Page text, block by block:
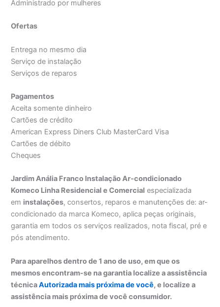
Administrado por mulheres
Ofertas
Entrega no mesmo dia
Serviço de instalação
Serviços de reparos
Pagamentos
Aceita somente dinheiro
Cartões de crédito
American Express Diners Club MasterCard Visa
Cartões de débito
Cheques
Jardim Anália Franco Instalação Ar-condicionado
Komeco Linha Residencial e Comercial especializada
em instalações, consertos, reparos e manutenções de: ar-
condicionado da marca Komeco, aplica peças originais,
garantia em todos os serviços realizados, nota fiscal, pré e
pós atendimento.
Para aparelhos dentro de 1 ano de uso, em que os
mesmos encontram-se na garantia localize a assistência
técnicaAutorizada mais próxima de você, e localize a
assistência mais próxima de você consumidor.